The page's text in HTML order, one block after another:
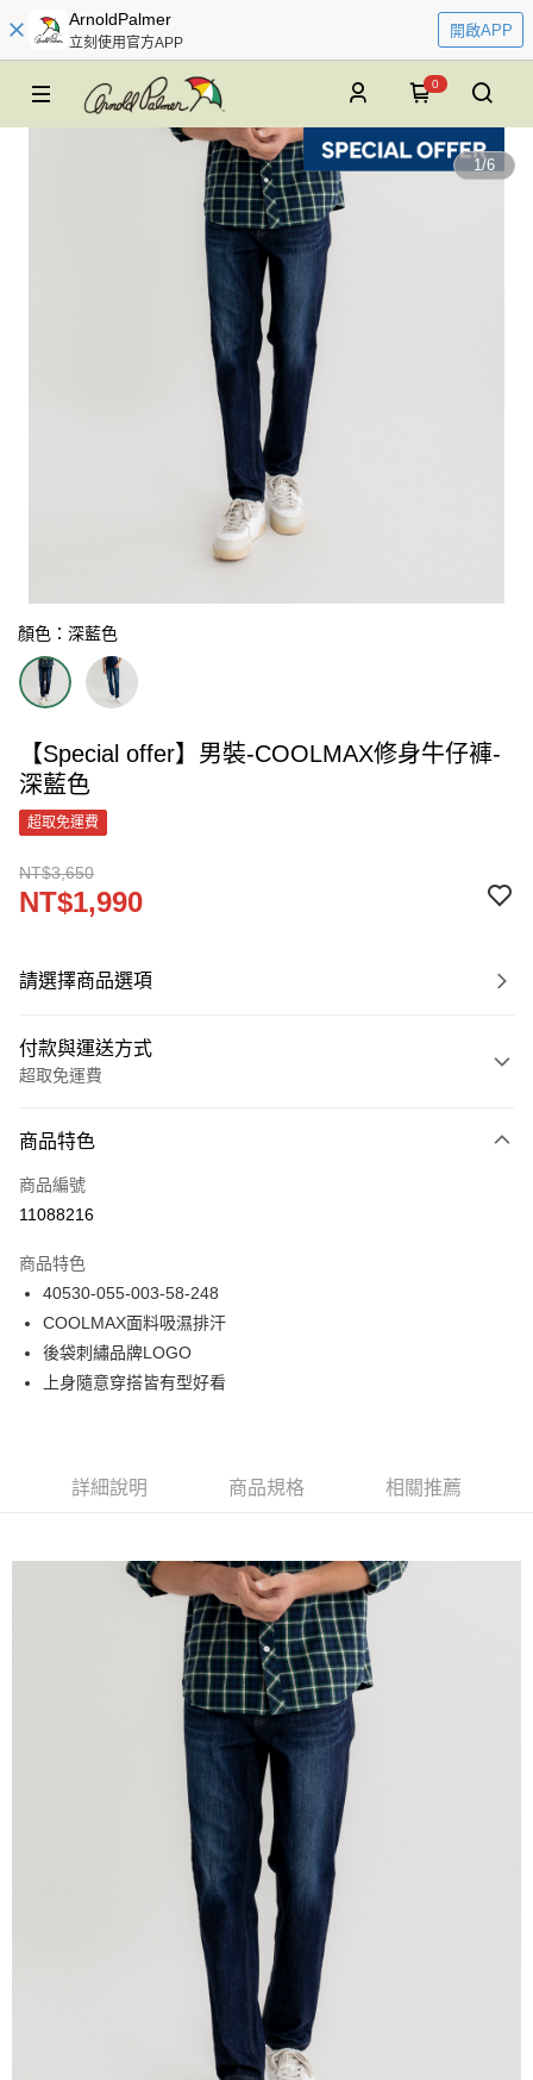
ArnoldPalmer
立刻使用官方APP
開啟APP
0
1/6
顏色：深藍色
【Special offer】男裝-COOLMAX修身牛仔褲-
深藍色
超取免運費
NT$3,650
NT$1,990
請選擇商品選項
付款與運送方式
超取免運費
信用卡一次付款
LINE Pay
悠遊付
Google Pay
貨到付款
每筆NT$120，滿NT$1,500(含以上)免運費
商品特色
商品編號
11088216
商品特色
40530-055-003-58-248
COOLMAX面料吸濕排汗
後袋刺繡品牌LOGO
上身隨意穿搭皆有型好看
詳細說明 商品規格 相關推薦